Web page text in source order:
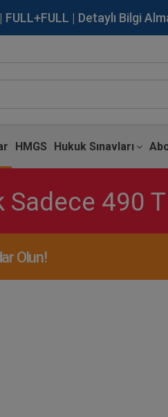
| Detaylı Bilgi
HMGS Hukuk Sınavları
Sadece 490
Olun!